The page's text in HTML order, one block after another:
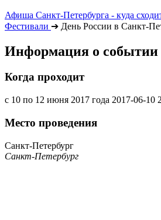
Афиша Санкт-Петербурга - куда
Фестивали ➔ День России в Санкт-
Информация о событии
Когда проходит
с 10 по 12 июня 2017 года 2017-06-10
Место проведения
Санкт-Петербург
Санкт-Петербург